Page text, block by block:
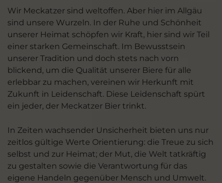
Wir Meckatzer sind weltoffen. Aber hier im Allgäu
sind unsere Wurzeln. In der Ruhe und Schönheit
unserer Heimat schöpfen wir Kraft, hier sind wir Teil
einer starken Gemeinschaft. Im Bewusstsein
unserer Tradition und doch stets nach vorn
blickend, um die Qualität unserer Biere für alle
erlebbar zu machen, vereinen wir Herkunft mit
Zukunft in Leidenschaft. Diese Leidenschaft spürt
ein jeder, der Meckatzer Bier trinkt.
In Zeiten wachsender Unsicherheit bieten uns nur
zeitlos gültige Werte Orientierung: die Treue zu sich
selbst und zur Heimat; der Mut, die Welt tatkräftig
zu gestalten sowie die Verantwortung für das
eigene Handeln gegenüber Mensch und Umwelt.